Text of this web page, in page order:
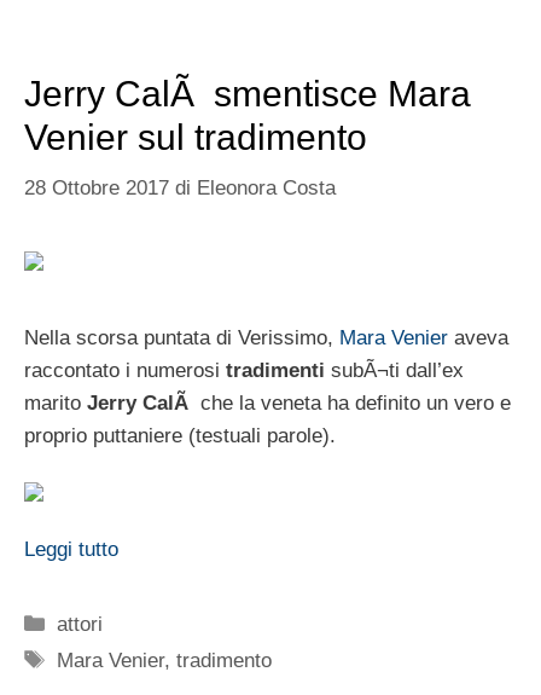
Jerry CalÃ smentisce Mara
Venier sul tradimento
28 Ottobre 2017 di Eleonora Costa
Nella scorsa puntata di Verissimo, Mara Venier aveva
raccontato i numerosi tradimenti subÃ¬ti dall’ex
marito Jerry CalÃ che la veneta ha definito un vero e
proprio puttaniere (testuali parole).
Leggi tutto
Categorie
attori
Tag
Mara Venier,tradimento